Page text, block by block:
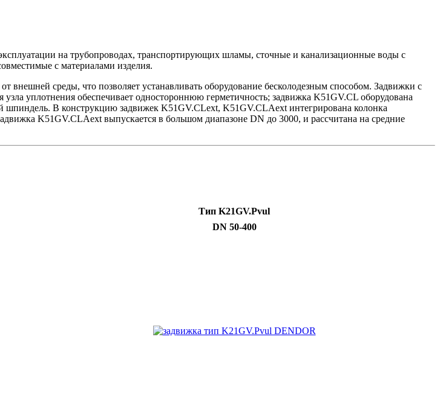
на трубопроводах, транспортирующих шламы, сточные и канализационные воды с
с материалами изделия.
среды, что позволяет устанавливать оборудование бесколодезным способом. Задвижки с
уплотнения обеспечивает одностороннюю герметичность; задвижка K51GV.CL оборудована
В конструкцию задвижек K51GV.CLext, K51GV.CLAext интегрирована колонка
K51GV.CLAext выпускается в большом диапазоне DN до 3000, и рассчитана на средние
Тип K21GV.Pvul
DN 50-400